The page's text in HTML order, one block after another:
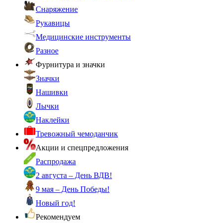
Снаряжение
Рукавицы
Медицинские инструменты
Разное
Фурнитура и значки
Значки
Нашивки
Лычки
Наклейки
Тревожный чемоданчик
Акции и спецпредложения
Распродажа
2 августа – День ВДВ!
9 мая – День Победы!
Новый год!
Рекомендуем